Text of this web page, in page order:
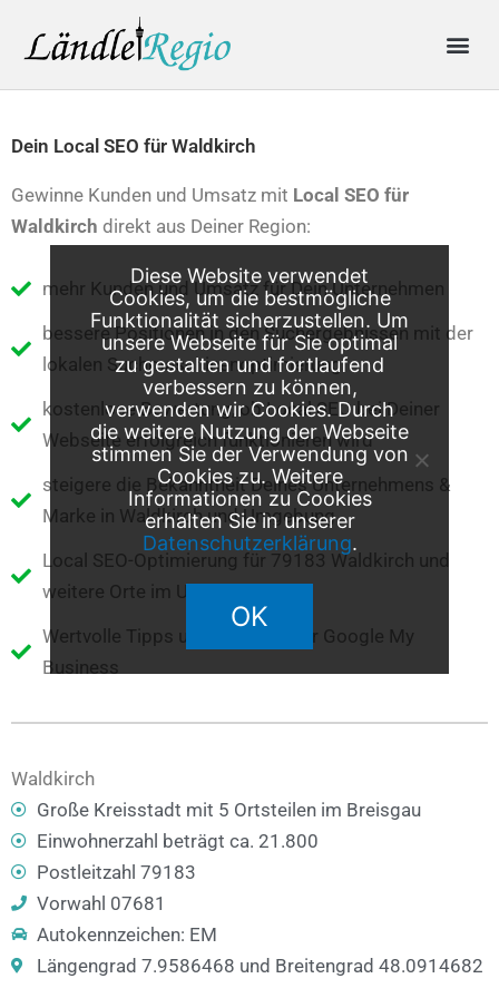
Dein Local SEO für Waldkirch
Gewinne Kunden und Umsatz mit Local SEO für
Waldkirch direkt aus Deiner Region:
mehr Kunden und Umsatz für Dein Unternehmen
bessere Positionen in den Suchergebnissen mit der
lokalen Suchmaschinenoptimierung
kostenlose Bewertung, ob Local SEO bei Deiner
Webseite erfolgreich funktionieren wird
steigere die Bekanntheit Deines Unternehmens &
Marke in Waldkirch und Umgebung
Local SEO-Optimierung für 79183 Waldkirch und
weitere Orte im Umkreis
Wertvolle Tipps und Hinweise für Google My
Business
Waldkirch
Große Kreisstadt mit 5 Ortsteilen im Breisgau
Einwohnerzahl beträgt ca. 21.800
Postleitzahl 79183
Vorwahl 07681
Autokennzeichen: EM
Längengrad 7.9586468 und Breitengrad 48.0914682
Diese Website verwendet
Cookies, um die bestmögliche
Funktionalität sicherzustellen. Um
unsere Webseite für Sie optimal
zu gestalten und fortlaufend
verbessern zu können,
verwenden wir Cookies. Durch
die weitere Nutzung der Webseite
stimmen Sie der Verwendung von
Cookies zu. Weitere
Informationen zu Cookies
erhalten Sie in unserer
Datenschutzerklärung.
OK